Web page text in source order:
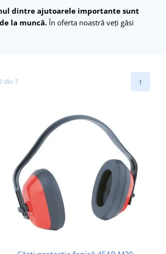
dintre ajutoarele importante sunt
la muncă.În oferta noastră veți găsi
din 7 1